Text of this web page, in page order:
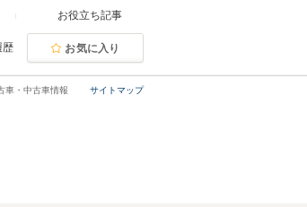
お役立ち記事
歴 お気に入り
サイトマップ
車・中古車情報